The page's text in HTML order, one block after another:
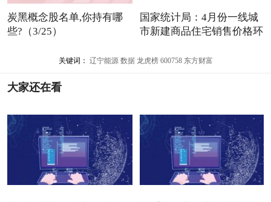
炭黑概念股名单,你持有哪
些?（3/25）
国家统计局：4月份一线城
市新建商品住宅销售价格环
关键词： 辽宁能源 数据 龙虎榜 600758 东方财富
大家还在看